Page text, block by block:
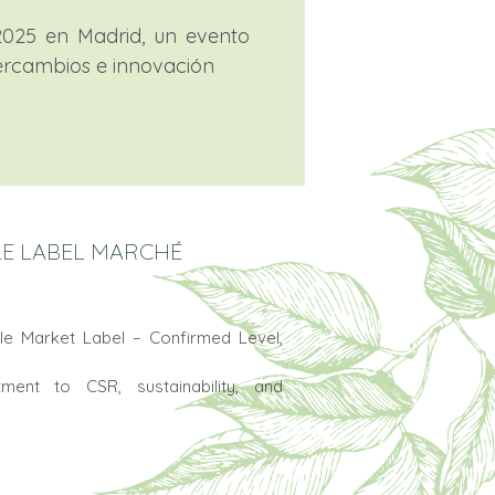
en Madrid, un evento
e innovación
LABEL MARCHÉ
Market Label – Confirmed Level,
to CSR, sustainability, and